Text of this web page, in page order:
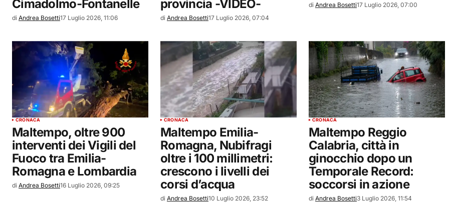
Cimadolmo-Fontanelle
di Andrea Bosetti17 Luglio 2026, 11:06
provincia -VIDEO-
di Andrea Bosetti17 Luglio 2026, 07:04
di Andrea Bosetti17 Luglio 2026, 07:00
CRONACA
Maltempo, oltre 900
interventi dei Vigili del
Fuoco tra Emilia-
Romagna e Lombardia
di Andrea Bosetti16 Luglio 2026, 09:25
CRONACA
Maltempo Emilia-
Romagna, Nubifragi
oltre i 100 millimetri:
crescono i livelli dei
corsi d’acqua
di Andrea Bosetti10 Luglio 2026, 23:52
CRONACA
Maltempo Reggio
Calabria, città in
ginocchio dopo un
Temporale Record:
soccorsi in azione
di Andrea Bosetti3 Luglio 2026, 11:54